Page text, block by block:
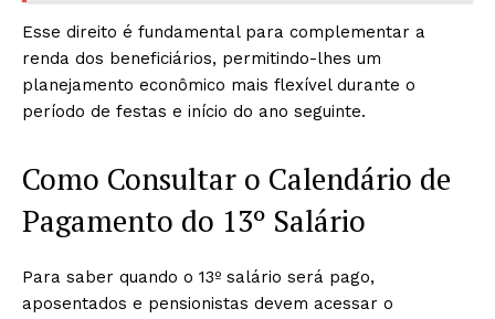
Esse direito é fundamental para complementar a
renda dos beneficiários, permitindo-lhes um
planejamento econômico mais flexível durante o
período de festas e início do ano seguinte.
Como Consultar o Calendário de
Pagamento do 13º Salário
Para saber quando o 13º salário será pago,
aposentados e pensionistas devem acessar o